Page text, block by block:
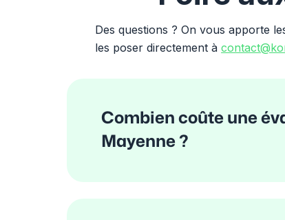
Des questions ? On vous apporte
les poser directement à
Combien coûte une
Mayenne ?